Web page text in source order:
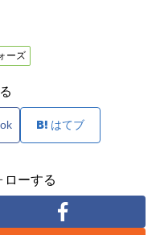
ーズ
はてブ
ローする